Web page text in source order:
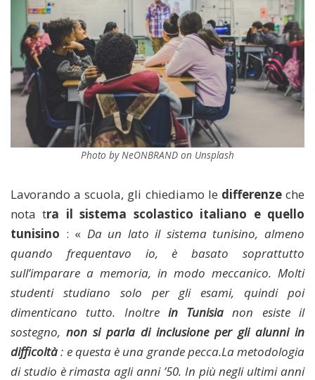
Photo by NeONBRAND on Unsplash
Lavorando a scuola, gli chiediamo le differenzeche
nota tra il sistema scolastico italiano e quello
tunisino : « Da un lato il sistema tunisino, almeno
quando frequentavo io, è basato soprattutto
sull’imparare a memoria, in modo meccanico. Molti
studenti studiano solo per gli esami, quindi poi
dimenticano tutto. Inoltre in Tunisia non esiste il
sostegno, non si parla di inclusione per gli alunni in
difficoltà: e questa è una grande pecca.La metodologia
di studio è rimasta agli anni ’50. In più negli ultimi anni